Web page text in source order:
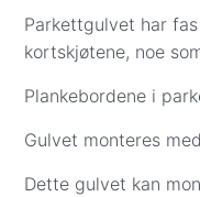
er bestilt hos
lager i Oslo.
avtale eksakt
henting.
Vipps–
bankkonto
Parkettgulvet har
kortskjøtene, noe
Plankebordene i
Gulvet monteres
Dette gulvet kan